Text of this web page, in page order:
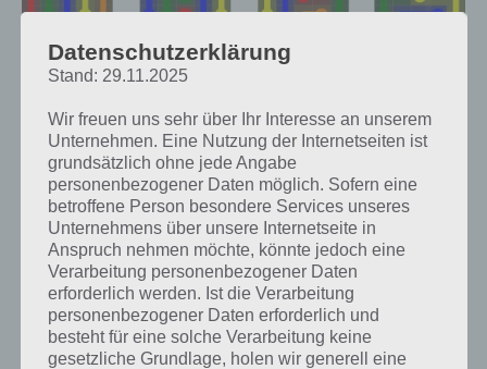
Flow Free Level 1, 2, 3, 4
Und hier noch die Lösung von Level 5 bis 8 als Screenshot:
Flow Free Level 5, 6, 7, 8
Datenschutzerklärung
Stand: 29.11.2025
Wir freuen uns sehr über Ihr Interesse an unserem
Unternehmen. Eine Nutzung der Internetseiten ist
grundsätzlich ohne jede Angabe
personenbezogener Daten möglich. Sofern eine
betroffene Person besondere Services unseres
Unternehmens über unsere Internetseite in
Anspruch nehmen möchte, könnte jedoch eine
Verarbeitung personenbezogener Daten
erforderlich werden. Ist die Verarbeitung
personenbezogener Daten erforderlich und
besteht für eine solche Verarbeitung keine
gesetzliche Grundlage, holen wir generell eine